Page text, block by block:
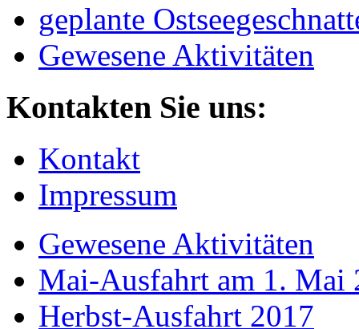
geplante
Gewesene Aktivitäten
Kontakten Sie uns:
Kontakt
Impressum
Gewesene Aktivitäten
Mai-Ausfahrt am 1. Mai
Herbst-Ausfahrt 2017